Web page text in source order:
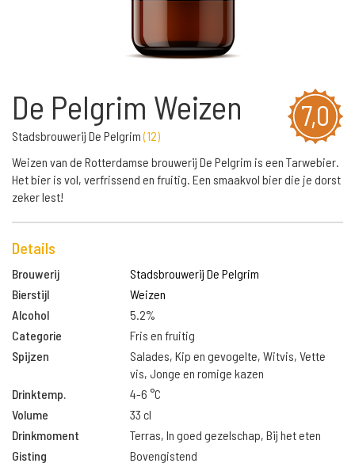
7,0
De Pelgrim Weizen
Stadsbrouwerij De Pelgrim(12)
Weizen van de Rotterdamse brouwerij De Pelgrim is een Tarwebier.
Het bier is vol, verfrissend en fruitig. Een smaakvol bier die je dorst
zeker lest!
Details
Brouwerij
Stadsbrouwerij De Pelgrim
Bierstijl
Weizen
Alcohol
5.2%
Categorie
Fris en fruitig
Spijzen
Salades, Kip en gevogelte, Witvis, Vette
vis, Jonge en romige kazen
Drinktemp.
4-6 °C
Volume
33 cl
Drinkmoment
Terras, In goed gezelschap, Bij het eten
Gisting
Bovengistend